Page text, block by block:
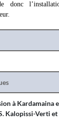
donc
à Kardamaina
Kalopissi-Verti